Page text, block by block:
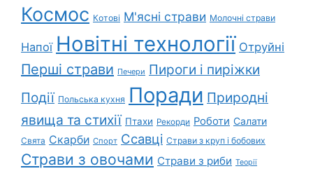
Космос Котові М'ясні страви Молочні страви
Напої Новітні технології Отруйні
Перші страви Печери Пироги і пиріжки
Події Польська кухня Поради Природні
явища та стихії Птахи Рекорди Роботи Салати
Свята Скарби Спорт Ссавці Страви з круп і бобових
Страви з овочами Страви з риби Теорії